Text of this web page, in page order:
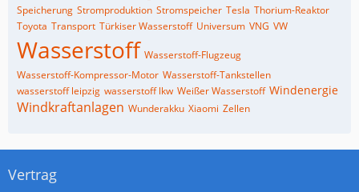
Speicherung Stromproduktion Stromspeicher Tesla Thorium-Reaktor
Toyota Transport Türkiser Wasserstoff Universum VNG VW
Wasserstoff Wasserstoff-Flugzeug
Wasserstoff-Kompressor-Motor Wasserstoff-Tankstellen
wasserstoff leipzig wasserstoff lkw Weißer Wasserstoff Windenergie
Windkraftanlagen Wunderakku Xiaomi Zellen
Vertrag